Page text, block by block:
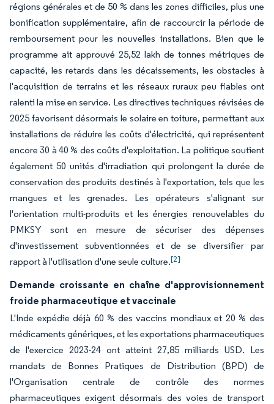
régions générales et de 50 % dans les zones difficiles, plus une
bonification supplémentaire, afin de raccourcir la période de
remboursement pour les nouvelles installations. Bien que le
programme ait approuvé 25,52 lakh de tonnes métriques de
capacité, les retards dans les décaissements, les obstacles à
l'acquisition de terrains et les réseaux ruraux peu fiables ont
ralenti la mise en service. Les directives techniques révisées de
2025 favorisent désormais le solaire en toiture, permettant aux
installations de réduire les coûts d'électricité, qui représentent
encore 30 à 40 % des coûts d'exploitation. La politique soutient
également 50 unités d'irradiation qui prolongent la durée de
conservation des produits destinés à l'exportation, tels que les
mangues et les grenades. Les opérateurs s'alignant sur
l'orientation multi-produits et les énergies renouvelables du
PMKSY sont en mesure de sécuriser des dépenses
d'investissement subventionnées et de se diversifier par
rapport à l'utilisation d'une seule culture.[2]
Demande croissante en chaîne d'approvisionnement
froide pharmaceutique et vaccinale
L'Inde expédie déjà 60 % des vaccins mondiaux et 20 % des
médicaments génériques, et les exportations pharmaceutiques
de l'exercice 2023-24 ont atteint 27,85 milliards USD. Les
mandats de Bonnes Pratiques de Distribution (BPD) de
l'Organisation centrale de contrôle des normes
pharmaceutiques exigent désormais des voies de transport